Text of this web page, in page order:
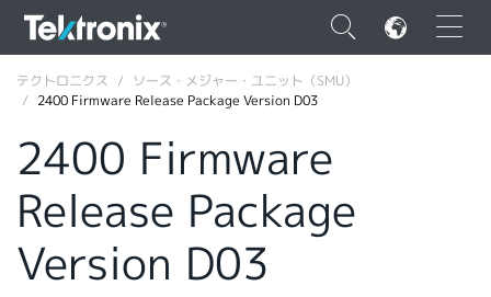
×
ENGLISH
FRANÇAIS
テクトロニクス
ソース・メジャー・ユニット（SMU）
2400 Firmware Release Package Version D03
2400 Firmware
Release Package
Version D03